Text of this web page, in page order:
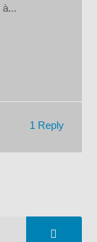
à...
1 Reply